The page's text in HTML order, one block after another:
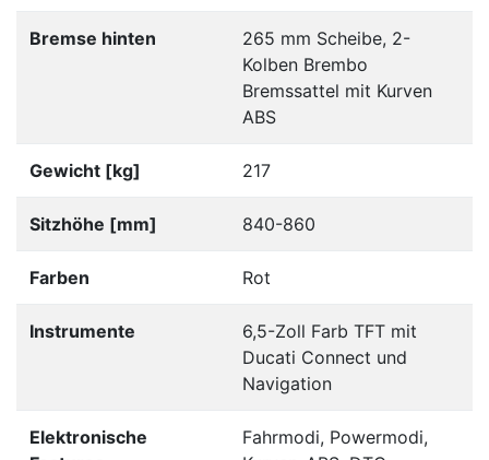
Bremse hinten
265 mm Scheibe, 2-
Kolben Brembo
Bremssattel mit Kurven
ABS
Gewicht [kg] 217
Sitzhöhe [mm] 840-860
Farben Rot
Instrumente
6,5-Zoll Farb TFT mit
Ducati Connect und
Navigation
Elektronische
Fahrmodi, Powermodi,